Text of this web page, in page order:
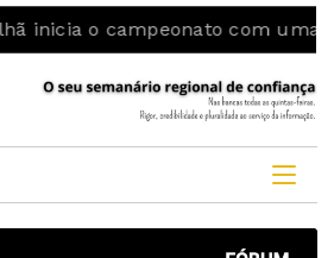
inicia o campeonato com uma